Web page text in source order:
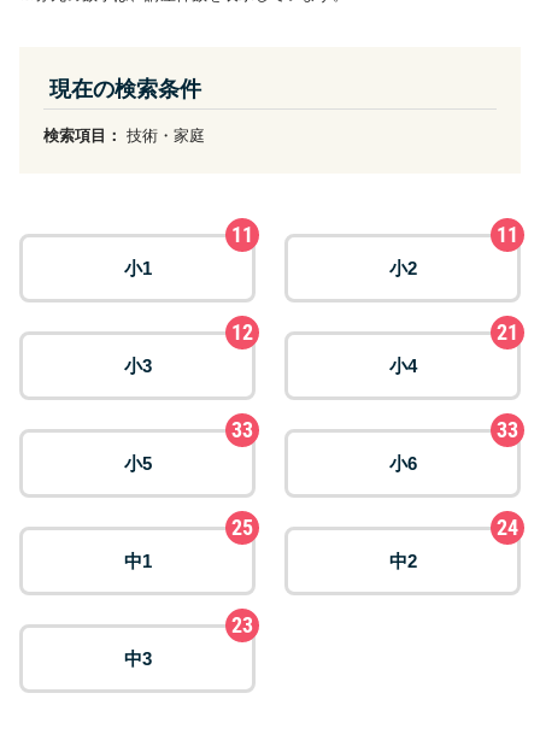
現在の検索条件
検索項目： 技術・家庭
小1
11
小2
11
小3
12
小4
21
小5
33
小6
33
中1
25
中2
24
中3
23